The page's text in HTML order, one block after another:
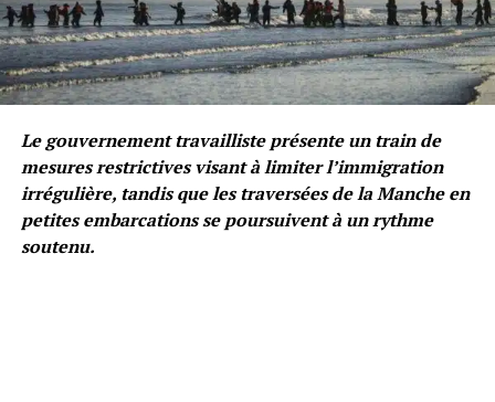
Le gouvernement travailliste présente un train de
mesures restrictives visant à limiter l’immigration
irrégulière, tandis que les traversées de la Manche en
petites embarcations se poursuivent à un rythme
soutenu.